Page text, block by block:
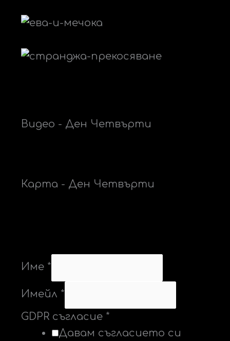
Видео - Ден Четвърти
Карта - Ден Четвърти
Име *
Имейл *
GDPR съгласие *
Давам съгласието си